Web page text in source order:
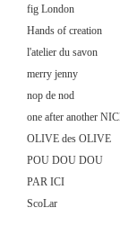
fig London
Hands of creation
l'atelier du savon
merry jenny
nop de nod
one after another
OLIVE des OLIVE
POU DOU DOU
PAR ICI
ScoLar